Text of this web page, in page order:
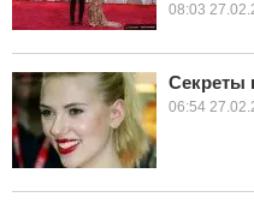
08:03
Секреты
06:54